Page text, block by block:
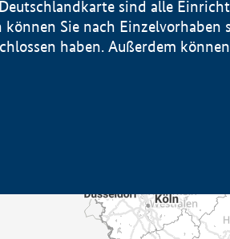
sind alle
Sie nach Einzelvorhaben
haben. Außerdem